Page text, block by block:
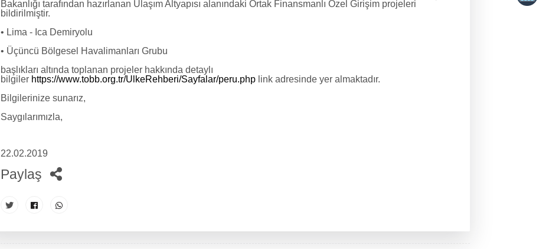
Bakanlığı tarafından hazırlanan Ulaşım Altyapısı alanındaki Ortak Finansmanlı Özel Girişim projeleri
bildirilmiştir.
• Lima - Ica Demiryolu
• Üçüncü Bölgesel Havalimanları Grubu
başlıkları altında toplanan projeler hakkında detaylı
bilgiler https://www.tobb.org.tr/UlkeRehberi/Sayfalar/peru.php link adresinde yer almaktadır.
Bilgilerinize sunarız,
Saygılarımızla,
22.02.2019
Paylaş